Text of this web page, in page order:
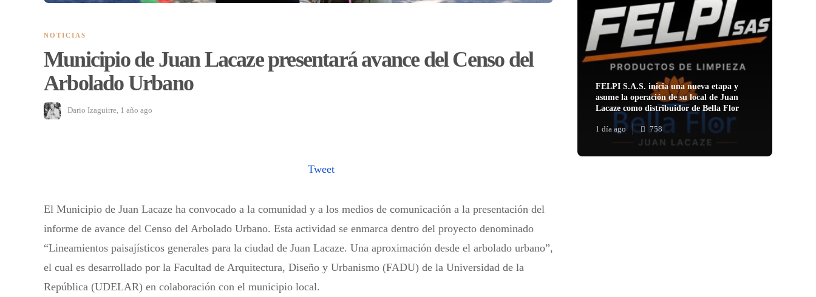
NOTICIAS
Municipio de Juan Lacaze presentará avance del Censo del
Arbolado Urbano
Dario Izaguirre 1 año ago
Tweet
El Municipio de Juan Lacaze ha convocado a la comunidad y a los medios de comunicación a la presentación del
informe de avance del Censo del Arbolado Urbano. Esta actividad se enmarca dentro del proyecto denominado
“Lineamientos paisajísticos generales para la ciudad de Juan Lacaze. Una aproximación desde el arbolado urbano”,
el cual es desarrollado por la Facultad de Arquitectura, Diseño y Urbanismo (FADU) de la Universidad de la
República (UDELAR) en colaboración con el municipio local.
FELPI S.A.S. inicia una nueva etapa y
asume la operación de su local de Juan
Lacaze como distribuidor de Bella Flor
1 día ago 758